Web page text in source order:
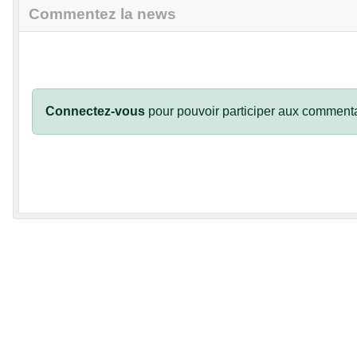
Commentez la news
Connectez-vous pour pouvoir participer aux